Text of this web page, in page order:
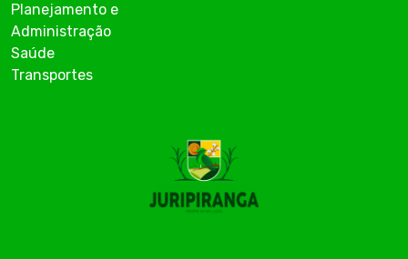
Planejamento e
Administração
Saúde
Transportes